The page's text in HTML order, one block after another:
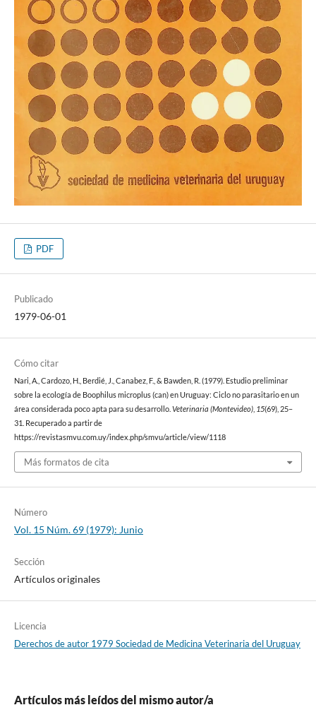
PDF
Publicado
1979-06-01
Cómo citar
Nari, A., Cardozo, H., Berdié, J., Canabez, F., & Bawden, R. (1979). Estudio preliminar
sobre la ecología de Boophilus microplus (can) en Uruguay: Ciclo no parasitario en un
área considerada poco apta para su desarrollo. Veterinaria (Montevideo), 15(69), 25–
31. Recuperado a partir de
https://revistasmvu.com.uy/index.php/smvu/article/view/1118
Más formatos de cita
Número
Vol. 15 Núm. 69 (1979): Junio
Sección
Artículos originales
Licencia
Derechos de autor 1979 Sociedad de Medicina Veterinaria del Uruguay
Artículos más leídos del mismo autor/a